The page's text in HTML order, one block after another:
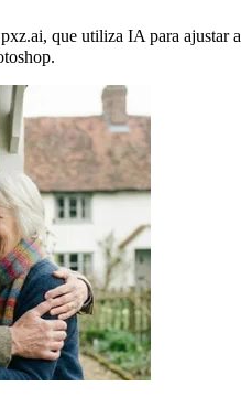
que utiliza IA para